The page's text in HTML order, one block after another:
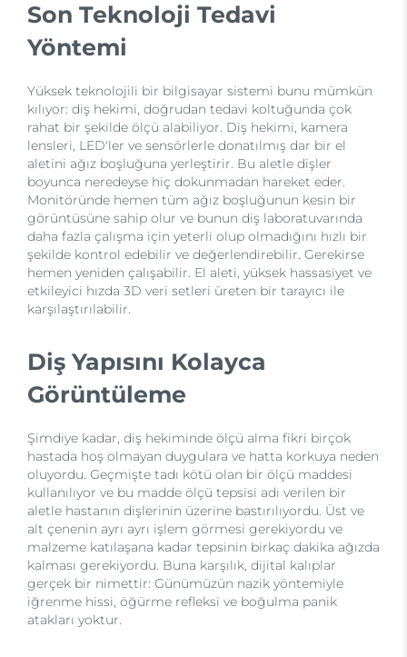
Son Teknoloji Tedavi
Yöntemi
Yüksek teknolojili bir bilgisayar sistemi bunu mümkün
kılıyor: diş hekimi, doğrudan tedavi koltuğunda çok
rahat bir şekilde ölçü alabiliyor. Diş hekimi, kamera
lensleri, LED'ler ve sensörlerle donatılmış dar bir el
aletini ağız boşluğuna yerleştirir. Bu aletle dişler
boyunca neredeyse hiç dokunmadan hareket eder.
Monitöründe hemen tüm ağız boşluğunun kesin bir
görüntüsüne sahip olur ve bunun diş laboratuvarında
daha fazla çalışma için yeterli olup olmadığını hızlı bir
şekilde kontrol edebilir ve değerlendirebilir. Gerekirse
hemen yeniden çalışabilir. El aleti, yüksek hassasiyet ve
etkileyici hızda 3D veri setleri üreten bir tarayıcı ile
karşılaştırılabilir.
Diş Yapısını Kolayca
Görüntüleme
Şimdiye kadar, diş hekiminde ölçü alma fikri birçok
hastada hoş olmayan duygulara ve hatta korkuya neden
oluyordu. Geçmişte tadı kötü olan bir ölçü maddesi
kullanılıyor ve bu madde ölçü tepsisi adı verilen bir
aletle hastanın dişlerinin üzerine bastırılıyordu. Üst ve
alt çenenin ayrı ayrı işlem görmesi gerekiyordu ve
malzeme katılaşana kadar tepsinin birkaç dakika ağızda
kalması gerekiyordu. Buna karşılık, dijital kalıplar
gerçek bir nimettir: Günümüzün nazik yöntemiyle
iğrenme hissi, öğürme refleksi ve boğulma panik
atakları yoktur.